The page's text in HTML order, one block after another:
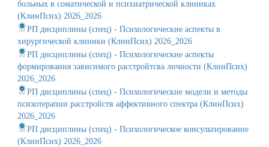
больных в соматической и психиатрической клиниках
(КлинПсих) 2026_2026
РП дисциплины (спец) - Психологические аспекты в
хирургической клиники (КлинПсих) 2026_2026
РП дисциплины (спец) - Психологические аспекты
формирования зависимого расстройтсва личности (КлинПсих)
2026_2026
РП дисциплины (спец) - Психологические модели и методы
психотерапии расстройств аффективного спектра (КлинПсих)
2026_2026
РП дисциплины (спец) - Психологическое консультирование
(КлинПсих) 2026_2026